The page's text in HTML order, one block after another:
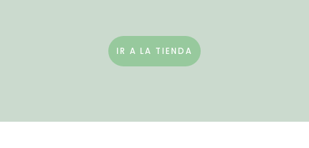
IR A LA TIENDA